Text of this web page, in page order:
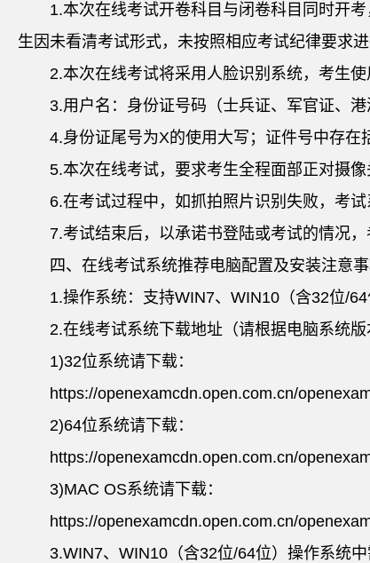
1.本次在线考试开卷科目与闭卷科目同时开
生因未看清考试形式，未按照相应考试纪律要求
2.本次在线考试将采用人脸识别系统，考生
3.用户名：身份证号码（士兵证、军官证、
4.身份证尾号为X的使用大写；证件号中存在
5.本次在线考试，要求考生全程面部正对摄
6.在考试过程中，如抓拍照片识别失败，考
7.考试结束后，以承诺书登陆或考试的情况
四、在线考试系统推荐电脑配置及安装注意
1.操作系统：支持WIN7、WIN10（含32位/
2.在线考试系统下载地址（请根据电脑系统版
1)32位系统请下载：
https://openexamcdn.open.com.cn/
2)64位系统请下载：
https://openexamcdn.open.com.cn/
3)MAC OS系统请下载：
https://openexamcdn.open.com.cn/
3.WIN7、WIN10（含32位/64位）操作系统